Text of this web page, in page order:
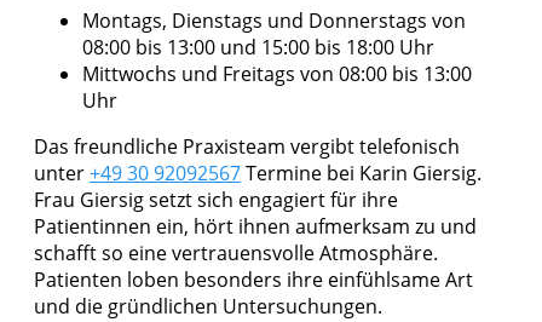
Montags, Dienstags und Donnerstags von
08:00 bis 13:00 und 15:00 bis 18:00 Uhr
Mittwochs und Freitags von 08:00 bis 13:00
Uhr
Das freundliche Praxisteam vergibt telefonisch
unter+49 30 92092567Termine bei Karin Giersig.
Frau Giersig setzt sich engagiert für ihre
Patientinnen ein, hört ihnen aufmerksam zu und
schafft so eine vertrauensvolle Atmosphäre.
Patienten loben besonders ihre einfühlsame Art
und die gründlichen Untersuchungen.